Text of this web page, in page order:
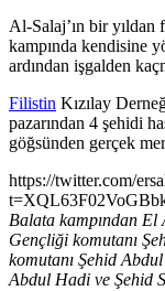
Al-Salaj’ın bir
kampında kendisine
ardından işgalden
Filistin Kızılay
pazarından 4 şehidi
göğsünden gerçek
https://twitter.com/
Balata kampından
Gençliği komutanı
komutanı Şehid
Abdul Hadi ve Şehid